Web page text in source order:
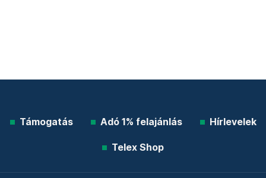
Támogatás Adó 1% felajánlás Hírlevelek
Telex Shop